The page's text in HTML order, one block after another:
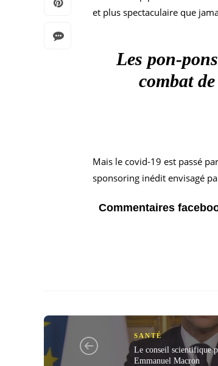
et plus spectaculaire que
Les pon-
combat
Mais le covid-19 est passé
sponsoring inédit envisagé
Commentaires
SANTÉ
Le conseil scientifique
Emmanuel Macron